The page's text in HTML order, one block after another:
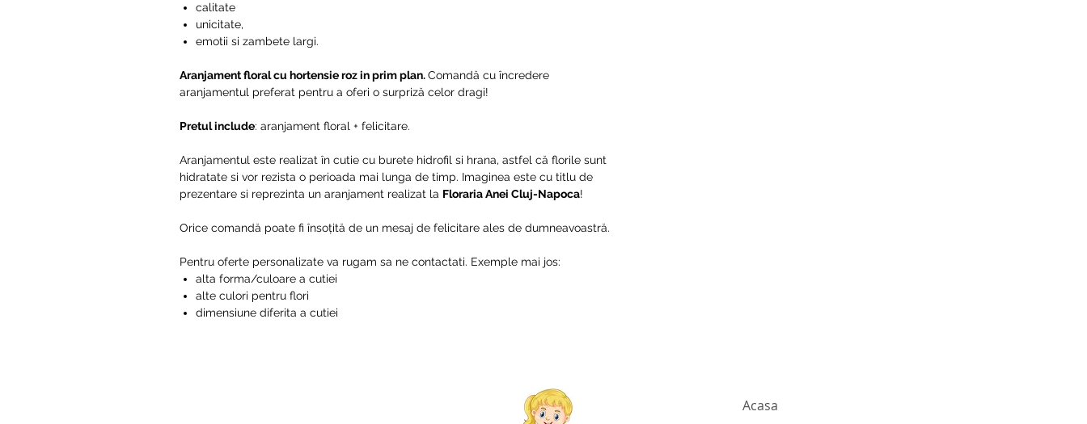
calitate
unicitate,
emotii si zambete largi.
Aranjament floral cu hortensie roz in prim plan.Comandă cu încredere
aranjamentul preferat pentru a oferi o surpriză celor dragi!
Pretul include: aranjament floral + felicitare.
Aranjamentul este realizat în cutie cu burete hidrofil si hrana, astfel că florile sunt
hidratate si vor rezista o perioada mai lunga de timp. Imaginea este cu titlu de
prezentare si reprezinta un aranjament realizat la Floraria Anei Cluj-Napoca!
Orice comandă poate fi însoțită de un mesaj de felicitare ales de dumneavoastră.
Pentru oferte personalizate va rugam sa ne contactati. Exemple mai jos:
alta forma/culoare a cutiei
alte culori pentru flori
dimensiune diferita a cutiei
Acasa